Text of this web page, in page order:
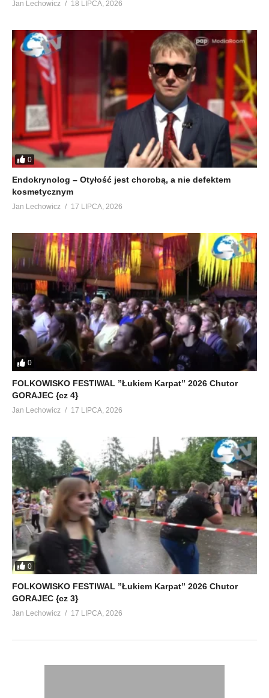
Jan Lechowicz 18 LIPCA, 2026
0
Endokrynolog – Otyłość jest chorobą, a nie defektem
kosmetycznym
Jan Lechowicz 17 LIPCA, 2026
0
FOLKOWISKO FESTIWAL ”Łukiem Karpat” 2026 Chutor
GORAJEC {cz 4}
Jan Lechowicz 17 LIPCA, 2026
0
FOLKOWISKO FESTIWAL ”Łukiem Karpat” 2026 Chutor
GORAJEC {cz 3}
Jan Lechowicz 17 LIPCA, 2026